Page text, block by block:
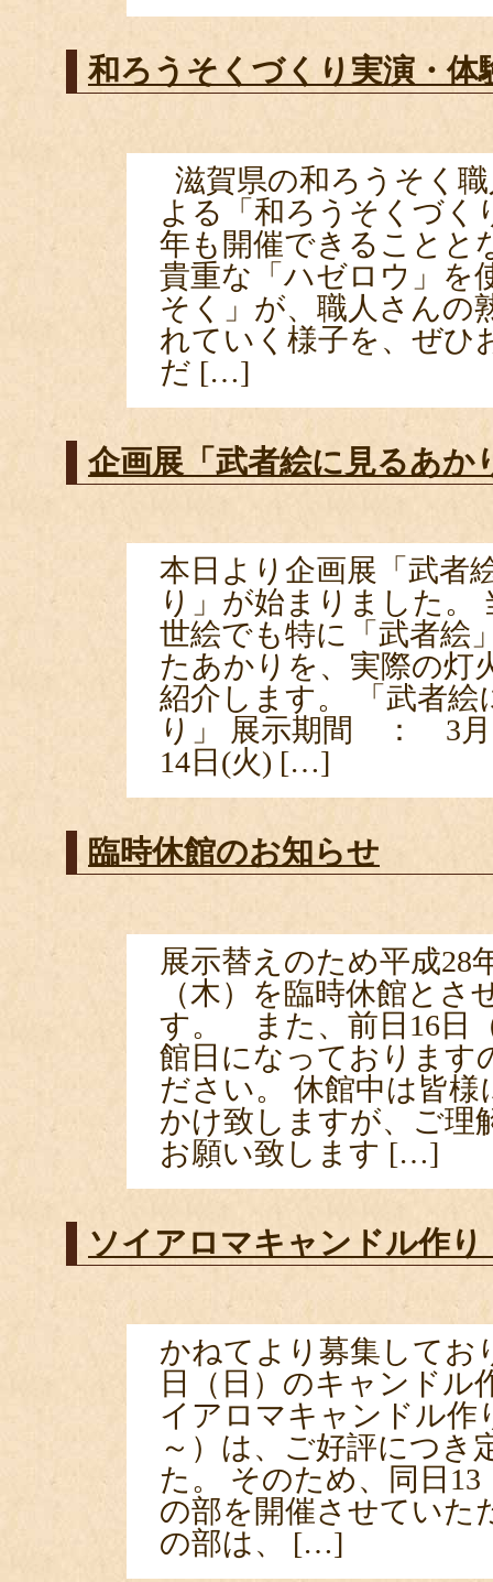
和ろうそくづくり実演・
滋賀県の和ろうそく
よる「和ろうそくづく
年も開催できることと
貴重な「ハゼロウ」を
そく」が、職人さんの
れていく様子を、ぜひ
だ […]
企画展「武者絵に見るあか
本日より企画展「武者
り」が始まりました。
世絵でも特に「武者絵
たあかりを、実際の灯
紹介します。 「武者絵
り」 展示期間 ： 3月
14日(火) […]
臨時休館のお知らせ
展示替えのため平成28
（木）を臨時休館とさ
す。 また、前日16日
館日になっております
ださい。 休館中は皆様
かけ致しますが、ご理
お願い致します […]
ソイアロマキャンドル作
かねてより募集してお
日（日）のキャンド
イアロマキャンドル作
～）は、ご好評につき
た。 そのため、同日13
の部を開催させていた
の部は、 […]